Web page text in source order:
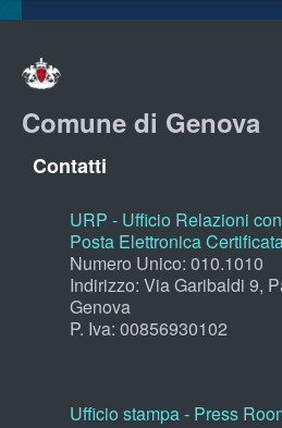
Comune di Genova
Contatti
URP - Ufficio Relazioni
Posta Elettronica
Numero Unico: 010.1010
Indirizzo: Via Garibaldi 9,
Genova
P. Iva: 00856930102
Ufficio stampa - Press